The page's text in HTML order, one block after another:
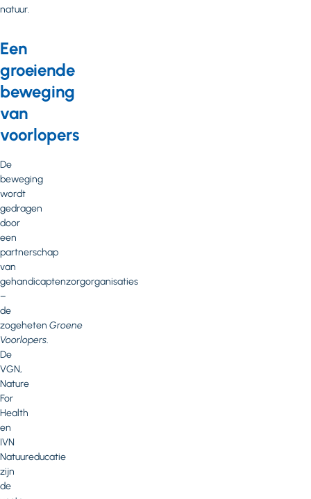
natuur.
Een
groeiende
beweging
van
voorlopers
De
beweging
wordt
gedragen
door
een
partnerschap
van
gehandicaptenzorgorganisaties
–
de
zogeheten Groene
Voorlopers.
De
VGN,
Nature
For
Health
en
IVN
Natuureducatie
zijn
de